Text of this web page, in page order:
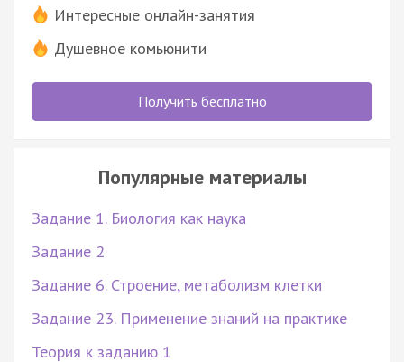
Интересные онлайн-занятия
Душевное комьюнити
Получить бесплатно
Популярные материалы
Задание 1. Биология как наука
Задание 2
Задание 6. Строение, метаболизм клетки
Задание 23. Применение знаний на практике
Теория к заданию 1